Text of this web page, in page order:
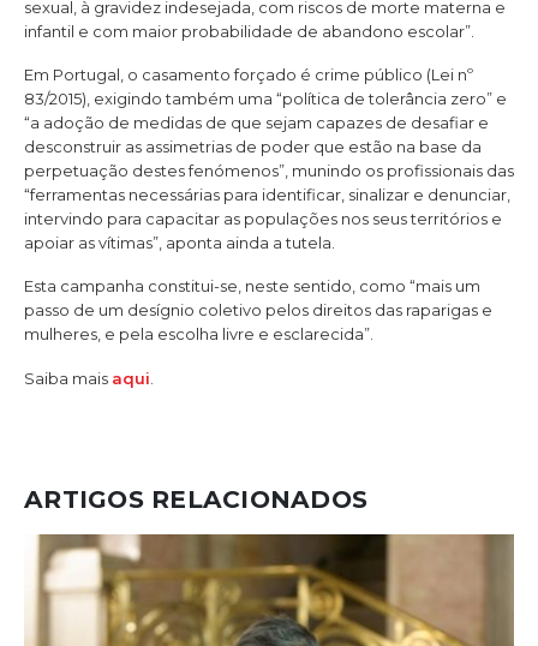
sexual, à gravidez indesejada, com riscos de morte materna e
infantil e com maior probabilidade de abandono escolar”.
Em Portugal, o casamento forçado é crime público (Lei nº
83/2015), exigindo também uma “política de tolerância zero” e
“a adoção de medidas de que sejam capazes de desafiar e
desconstruir as assimetrias de poder que estão na base da
perpetuação destes fenómenos”, munindo os profissionais das
“ferramentas necessárias para identificar, sinalizar e denunciar,
intervindo para capacitar as populações nos seus territórios e
apoiar as vítimas”, aponta ainda a tutela.
Esta campanha constitui-se, neste sentido, como “mais um
passo de um desígnio coletivo pelos direitos das raparigas e
mulheres, e pela escolha livre e esclarecida”.
Saiba mais aqui
ARTIGOS RELACIONADOS